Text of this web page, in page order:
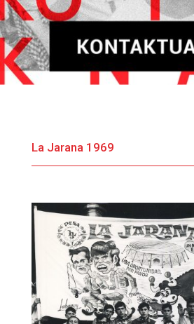
La Jarana 1969